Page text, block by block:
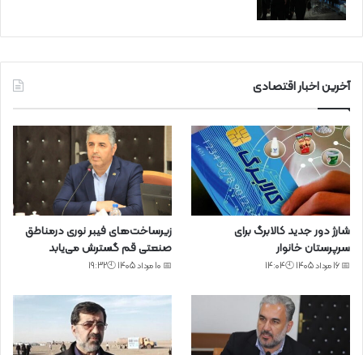
آخرین اخبار اقتصادی
شارژ دور جدید کالابرگ برای
سرپرستان خانوار
📅 16 مرداد 1405 🕙14:04
زیرساخت‌های فیبر نوری درمناطق
صنعتی قم گسترش می‌یابد
📅 10 مرداد 1405 🕙19:32